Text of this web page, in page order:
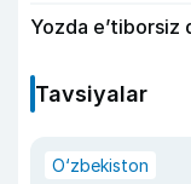
Yozda e’tiborsiz
Tavsiyalar
O‘zbekiston